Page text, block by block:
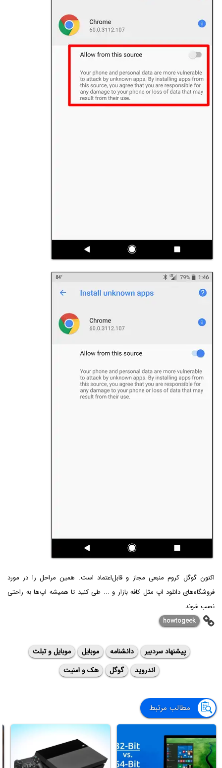
اکنون گوگل کروم منبعی مجاز و قابل‌اعتماد است. همین مراحل را در مورد
فروشگاه‌های دانلود اپ مثل کافه بازار و ... طی کنید تا همیشه اپ‌ها به راحتی
نصب شوند.
howtogeek
پیشنهاد سردبیر دانشنامه موبایل
موبایل و تبلت
اندروید
گوگل هک و امنیت
مطالب مرتبط